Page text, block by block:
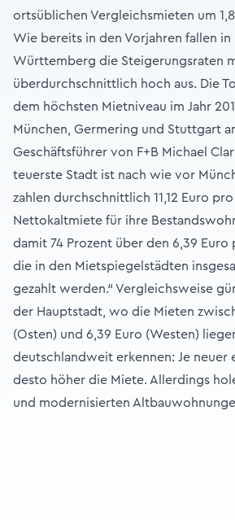
ortsüblichen Vergleichsmieten um
Wie bereits in den Vorjahren fallen in
Württemberg die Steigerungsraten
überdurchschnittlich hoch aus. Die
dem höchsten Mietniveau im Jahr
München, Germering und Stuttgart
Geschäftsführer von F+B Michael
teuerste Stadt ist nach wie vor
zahlen durchschnittlich 11,12 Euro
Nettokaltmiete für ihre
damit 74 Prozent über den 6,39 Euro
die in den Mietspiegelstädten
gezahlt werden.“ Vergleichsweise
der Hauptstadt, wo die Mieten
(Osten) und 6,39 Euro (Westen)
deutschlandweit erkennen: Je neuer
desto höher die Miete. Allerdings
und modernisierten